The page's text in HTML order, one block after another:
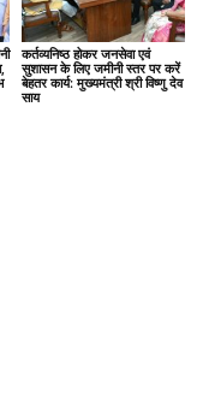
कर्तव्यनिष्ठ होकर जनसेवा एवं
सुशासन के लिए जमीनी स्तर पर करें
बेहतर कार्य: मुख्यमंत्री श्री विष्णु देव
साय